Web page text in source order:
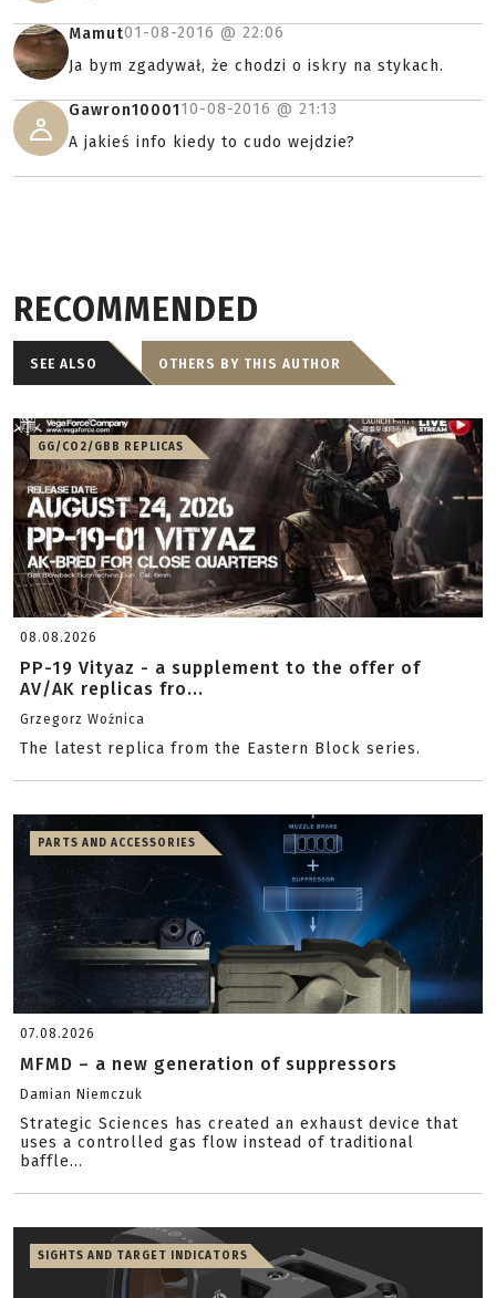
Mamut01-08-2016 @ 22:06
Ja bym zgadywał, że chodzi o iskry na stykach.
Gawron1000110-08-2016 @ 21:13
A jakieś info kiedy to cudo wejdzie?
RECOMMENDED
SEE ALSO OTHERS BY THIS AUTHOR
GG/CO2/GBB REPLICAS
08.08.2026
PP-19 Vityaz - a supplement to the offer of
AV/AK replicas fro...
Grzegorz Woźnica
The latest replica from the Eastern Block series.
PARTS AND ACCESSORIES
07.08.2026
MFMD – a new generation of suppressors
Damian Niemczuk
Strategic Sciences has created an exhaust device that
uses a controlled gas flow instead of traditional
baffle...
SIGHTS AND TARGET INDICATORS